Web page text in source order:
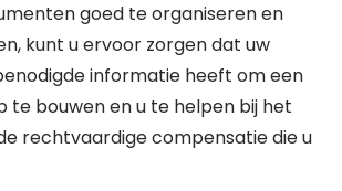
goed te organiseren en
kunt u ervoor zorgen dat uw
informatie heeft om een
te bouwen en u te helpen bij het
rechtvaardige compensatie die u